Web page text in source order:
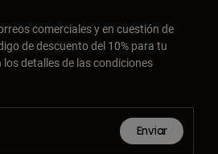
comerciales y en cuestión de
de descuento del 10% para tu
detalles de las condiciones
Enviar